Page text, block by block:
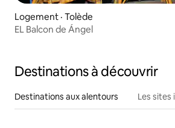
Logement · Tolède
EL Balcon de Ángel
Destinations à découvrir
Destinations aux alentours Les sites